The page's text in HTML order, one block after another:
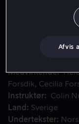
Johanna bliver
Johanna bliver
modemagasinet
har fundet sig en
Medvirkende
Forsdik
Cecilia
Instruktør
Colin
Land
Sverige
Undertekster
Afvis